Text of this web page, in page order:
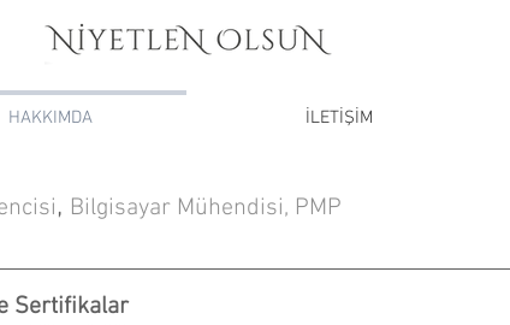
HAKKIMDA İLETİŞİM
, Bilgisayar Mühendisi, PMP
Sertifikalar